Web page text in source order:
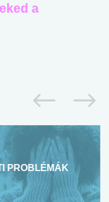
a
PROBLÉMÁK